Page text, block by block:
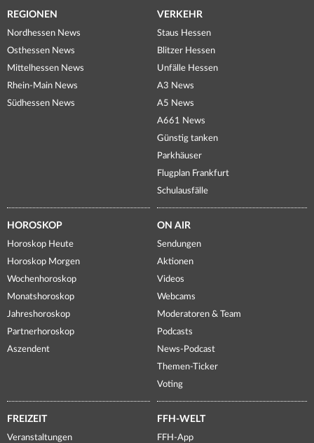
REGIONEN
Nordhessen News
Osthessen News
Mittelhessen News
Rhein-Main News
Südhessen News
VERKEHR
Staus Hessen
Blitzer Hessen
Unfälle Hessen
A3 News
A5 News
A661 News
Günstig tanken
Parkhäuser
Flugplan Frankfurt
Schulausfälle
HOROSKOP
Horoskop Heute
Horoskop Morgen
Wochenhoroskop
Monatshoroskop
Jahreshoroskop
Partnerhoroskop
Aszendent
ON AIR
Sendungen
Aktionen
Videos
Webcams
Moderatoren & Team
Podcasts
News-Podcast
Themen-Ticker
Voting
FREIZEIT
Veranstaltungen
FFH-WELT
FFH-App